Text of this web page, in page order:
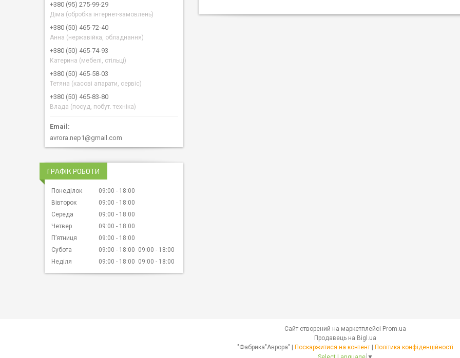
+380 (95) 275-99-29
Діма (обробка інтернет-замовлень)
+380 (50) 465-72-40
Анна (нержавійка, обладнання)
+380 (50) 465-74-93
Катерина (мебелі, стільці)
+380 (50) 465-58-03
Тетяна (касові апарати, сервіс)
+380 (50) 465-83-80
Влада (посуд, побут. техніка)
avrora.nep1@gmail.com
ГРАФІК РОБОТИ
Понеділок 09:00
18:00
Вівторок
09:00
18:00
Середа
09:00
18:00
Четвер
09:00
18:00
Пʼятниця
09:00
18:00
Субота
09:00 18:00 09:00
18:00
Неділя
09:00 18:00 09:00 18:00
Сайт створений на маркетплейсі Prom.ua
Продавець на Bigl.ua
Поскаржитися на контент
Політика конфіденційності